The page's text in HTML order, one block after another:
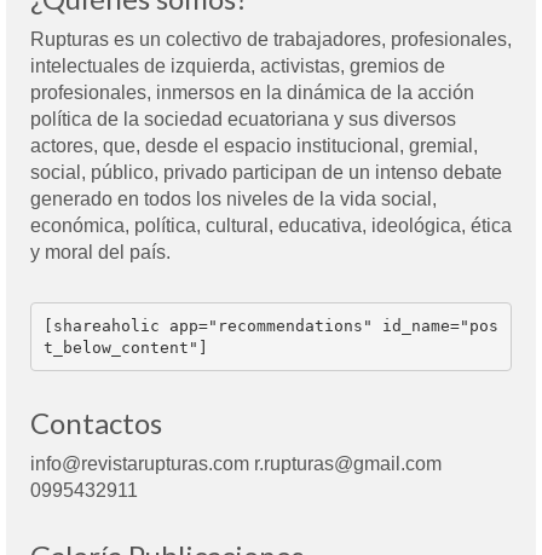
Rupturas es un colectivo de trabajadores, profesionales,
intelectuales de izquierda, activistas, gremios de
profesionales, inmersos en la dinámica de la acción
política de la sociedad ecuatoriana y sus diversos
actores, que, desde el espacio institucional, gremial,
social, público, privado participan de un intenso debate
generado en todos los niveles de la vida social,
económica, política, cultural, educativa, ideológica, ética
y moral del país.
[shareaholic app="recommendations" id_name="pos
t_below_content"]
Contactos
info@revistarupturas.com r.rupturas@gmail.com
0995432911